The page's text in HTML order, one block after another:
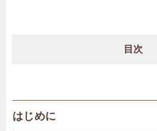
目次
はじめに